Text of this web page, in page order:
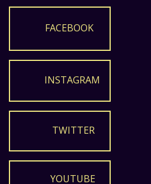
FACEBOOK
INSTAGRAM
TWITTER
YOUTUBE